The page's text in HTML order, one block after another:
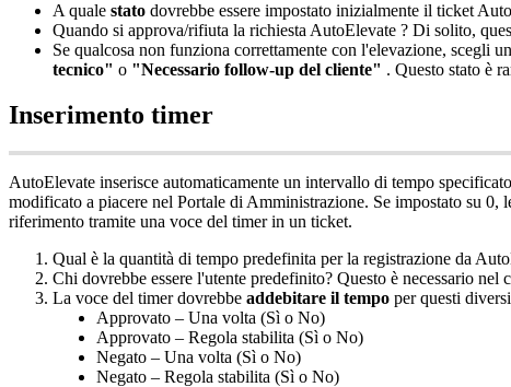
A quale stato dovrebbe essere impostato inizialmente il ticket
Quando si approva/rifiuta la richiesta AutoElevate ? Di solito,
Se qualcosa non funziona correttamente con l'elevazione, scegli
tecnico" o "Necessario follow-up del cliente" . Questo stato è
Inserimento timer
AutoElevate inserisce automaticamente un intervallo di tempo specificato
modificato a piacere nel Portale di Amministrazione. Se impostato su 0,
riferimento tramite una voce del timer in un ticket.
Qual è la quantità di tempo predefinita per la registrazione da
Chi dovrebbe essere l'utente predefinito? Questo è necessario nel
La voce del timer dovrebbe addebitare il tempo per questi diversi
Approvato – Una volta (Sì o No)
Approvato – Regola stabilita (Sì o No)
Negato – Una volta (Sì o No)
Negato – Regola stabilita (Sì o No)